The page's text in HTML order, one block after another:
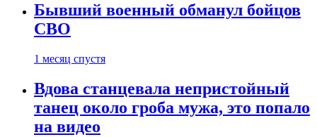
Бывший военный обманул бойцов
СВО
1 месяц спустя
Вдова станцевала непристойный
танец около гроба мужа, это попало
на видео